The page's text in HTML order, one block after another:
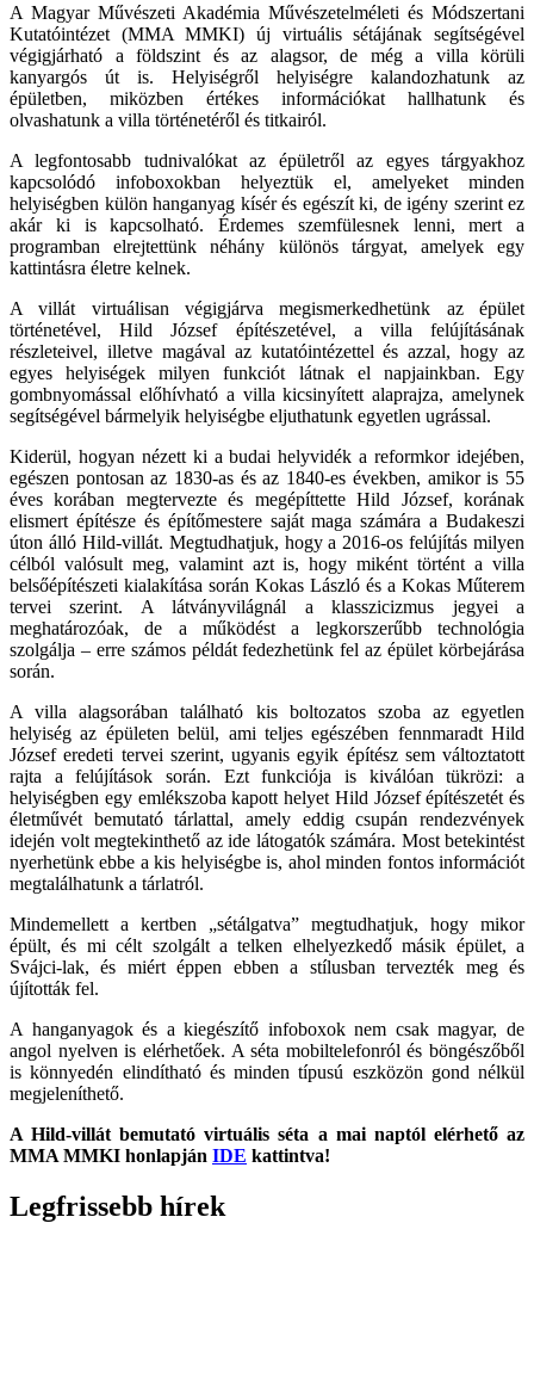
A Magyar Művészeti Akadémia Művészetelméleti és Módszertani
Kutatóintézet (MMA MMKI) új virtuális sétájának segítségével
végigjárható a földszint és az alagsor, de még a villa körüli
kanyargós út is. Helyiségről helyiségre kalandozhatunk az
épületben, miközben értékes információkat hallhatunk és
olvashatunk a villa történetéről és titkairól.
A legfontosabb tudnivalókat az épületről az egyes tárgyakhoz
kapcsolódó infoboxokban helyeztük el, amelyeket minden
helyiségben külön hanganyag kísér és egészít ki, de igény szerint ez
akár ki is kapcsolható. Érdemes szemfülesnek lenni, mert a
programban elrejtettünk néhány különös tárgyat, amelyek egy
kattintásra életre kelnek.
A villát virtuálisan végigjárva megismerkedhetünk az épület
történetével, Hild József építészetével, a villa felújításának
részleteivel, illetve magával az kutatóintézettel és azzal, hogy az
egyes helyiségek milyen funkciót látnak el napjainkban. Egy
gombnyomással előhívható a villa kicsinyített alaprajza, amelynek
segítségével bármelyik helyiségbe eljuthatunk egyetlen ugrással.
Kiderül, hogyan nézett ki a budai helyvidék a reformkor idejében,
egészen pontosan az 1830-as és az 1840-es években, amikor is 55
éves korában megtervezte és megépíttette Hild József, korának
elismert építésze és építőmestere saját maga számára a Budakeszi
úton álló Hild-villát. Megtudhatjuk, hogy a 2016-os felújítás milyen
célból valósult meg, valamint azt is, hogy miként történt a villa
belsőépítészeti kialakítása során Kokas László és a Kokas Műterem
tervei szerint. A látványvilágnál a klasszicizmus jegyei a
meghatározóak, de a működést a legkorszerűbb technológia
szolgálja – erre számos példát fedezhetünk fel az épület körbejárása
során.
A villa alagsorában található kis boltozatos szoba az egyetlen
helyiség az épületen belül, ami teljes egészében fennmaradt Hild
József eredeti tervei szerint, ugyanis egyik építész sem változtatott
rajta a felújítások során. Ezt funkciója is kiválóan tükrözi: a
helyiségben egy emlékszoba kapott helyet Hild József építészetét és
életművét bemutató tárlattal, amely eddig csupán rendezvények
idején volt megtekinthető az ide látogatók számára. Most betekintést
nyerhetünk ebbe a kis helyiségbe is, ahol minden fontos információt
megtalálhatunk a tárlatról.
Mindemellett a kertben „sétálgatva” megtudhatjuk, hogy mikor
épült, és mi célt szolgált a telken elhelyezkedő másik épület, a
Svájci-lak, és miért éppen ebben a stílusban tervezték meg és
újították fel.
A hanganyagok és a kiegészítő infoboxok nem csak magyar, de
angol nyelven is elérhetőek. A séta mobiltelefonról és böngészőből
is könnyedén elindítható és minden típusú eszközön gond nélkül
megjeleníthető.
A Hild-villát bemutató virtuális séta a mai naptól elérhető az
MMA MMKI honlapján IDE kattintva!
Legfrissebb hírek